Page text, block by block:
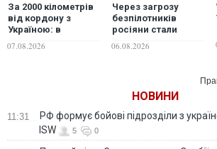
За 2000 кілометрів
від кордону з
Україною: в
після атаки дронів
07.08.2026
Через загрозу
безпілотників
росіяни стали
Москвою та
06.08.2026
НОВИНИ
11:31
РФ формує бойові підрозділи з
ISW
5 0